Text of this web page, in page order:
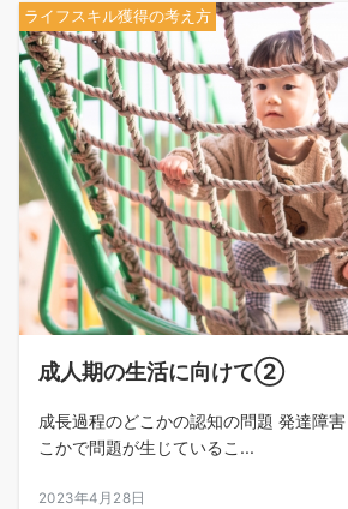
ライフスキル獲得の考え方
成人期の生活に向けて②
成長過程のどこかの認知の問題 発達障
こかで問題が生じているこ...
2023年4月28日